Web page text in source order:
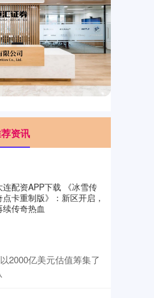
资讯
连配资APP下载 《冰雪传
点卡重制版》：新区开启，
续传奇热血
2000亿美元估值筹集了